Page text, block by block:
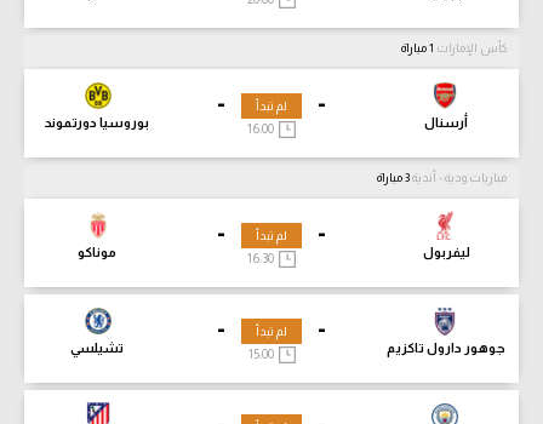
كأس الإمارات
-
أرسنال
-
بوروسيا دورتموند
لم تبدأ
مباريات ودية - أندية
-
ليفربول
-
موناكو
لم تبدأ
-
جوهور دارول تاكزيم
-
تشيلسي
لم تبدأ
15:00